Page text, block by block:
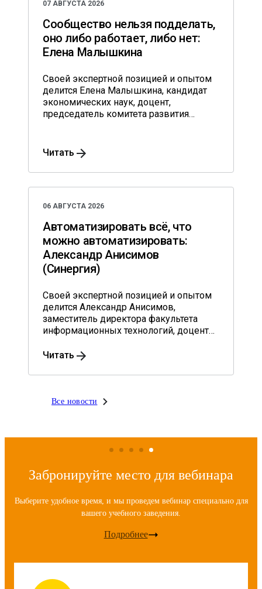
07 АВГУСТА 2026
Сообщество нельзя подделать,
оно либо работает, либо нет:
Елена Малышкина
Своей экспертной позицией и опытом
делится Елена Малышкина, кандидат
экономических наук, доцент,
председатель комитета развития
Читать
06 АВГУСТА 2026
Автоматизировать всё, что
можно автоматизировать:
Александр Анисимов
(Синергия)
Своей экспертной позицией и опытом
делится Александр Анисимов,
заместитель директора факультета
информационных технологий, доцент
менеджмента им. профессора В.В. Дика
экономических наук.
Читать
Все новости
Забронируйте место для вебинара
Выберите удобное время, и мы проведем вебинар специально для
вашего учебного заведения.
Подробнее